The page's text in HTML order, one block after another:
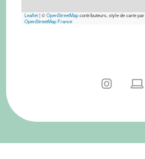
Leaflet|©OpenStreetMapcontributeurs, style de carte par
OpenStreetMap France